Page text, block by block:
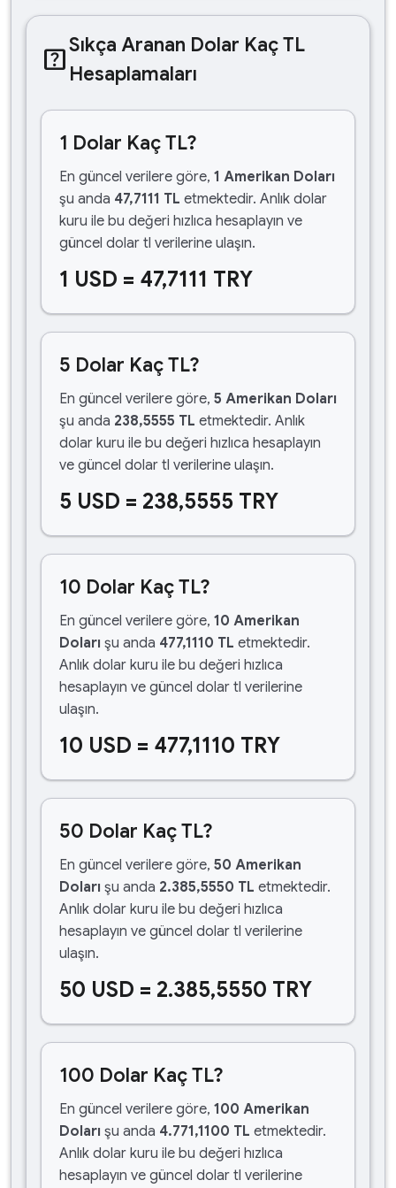
help_centerSıkça Aranan Dolar Kaç TL
Hesaplamaları
1 Dolar Kaç TL?
En güncel verilere göre, 1 Amerikan Doları
şu anda 47,7111 TL etmektedir. Anlık dolar
kuru ile bu değeri hızlıca hesaplayın ve
güncel dolar tl verilerine ulaşın.
1 USD = 47,7111 TRY
5 Dolar Kaç TL?
En güncel verilere göre, 5 Amerikan Doları
şu anda 238,5555 TL etmektedir. Anlık
dolar kuru ile bu değeri hızlıca hesaplayın
ve güncel dolar tl verilerine ulaşın.
5 USD = 238,5555 TRY
10 Dolar Kaç TL?
En güncel verilere göre, 10 Amerikan
Doları şu anda 477,1110 TL etmektedir.
Anlık dolar kuru ile bu değeri hızlıca
hesaplayın ve güncel dolar tl verilerine
ulaşın.
10 USD = 477,1110 TRY
50 Dolar Kaç TL?
En güncel verilere göre, 50 Amerikan
Doları şu anda 2.385,5550 TL etmektedir.
Anlık dolar kuru ile bu değeri hızlıca
hesaplayın ve güncel dolar tl verilerine
ulaşın.
50 USD = 2.385,5550 TRY
100 Dolar Kaç TL?
En güncel verilere göre, 100 Amerikan
Doları şu anda 4.771,1100 TL etmektedir.
Anlık dolar kuru ile bu değeri hızlıca
hesaplayın ve güncel dolar tl verilerine